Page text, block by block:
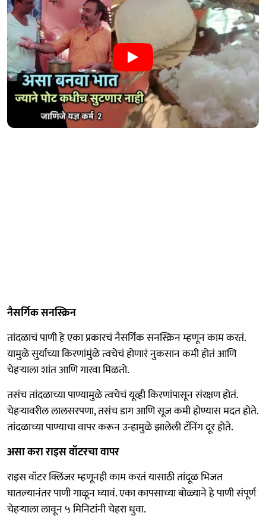
नैसर्गिक सनस्क्रिन
तांदळाचं पाणी हे एका प्रकारचं नैसर्गिक सनस्क्रिन म्हणून काम करतं.
यामुळे सुर्याच्या किरणांमुंळे त्वचेचं होणारं नुकसान कमी होतं आणि
चेहऱ्याला शांत आणि गारवा मिळतो.
तसंच तांदळाच्या पाण्यामुळे त्वचेचं यूव्ही किरणांपासून संरक्षण होतं.
चेहऱ्यावरील लालसरपणा, तसंच डाग आणि सूज कमी होण्यास मदत होते.
तांदळाच्या पाण्याचा वापर करून उन्हामुळे झालेली टॅनिंग दूर होते.
असा करा राइस वॉटरचा वापर
राइस वॉटर क्लिंजर म्हणूनही काम करतं यासाठी तांदूळ भिजत
घातल्यानंतर पाणी गाळून घ्यावं. एका कापसाच्या बोळ्याने हे पाणी संपूर्ण
चेहऱ्याला लावून ५ मिनिटांनी चेहरा धुवा.